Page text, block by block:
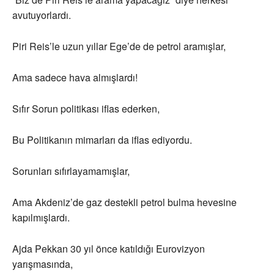
avutuyorlardı.
Piri Reis’le uzun yıllar Ege’de de petrol aramışlar,
Ama sadece hava almışlardı!
Sıfır Sorun politikası iflas ederken,
Bu Politikanın mimarları da iflas ediyordu.
Sorunları sıfırlayamamışlar,
Ama Akdeniz’de gaz destekli petrol bulma hevesine
kapılmışlardı.
Ajda Pekkan 30 yıl önce katıldığı Eurovizyon
yarışmasında,